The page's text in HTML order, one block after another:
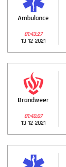
Ambulance
01:43:27
13-12-2021
Brandweer
01:40:07
13-12-2021